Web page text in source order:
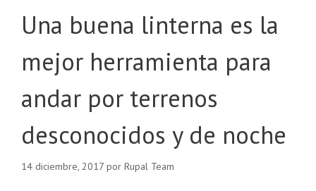
Una buena linterna es la
mejor herramienta para
andar por terrenos
desconocidos y de noche
14 diciembre, 2017 por Rupal Team